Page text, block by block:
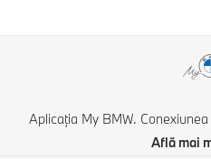
Aplicația My BMW.
Află mai